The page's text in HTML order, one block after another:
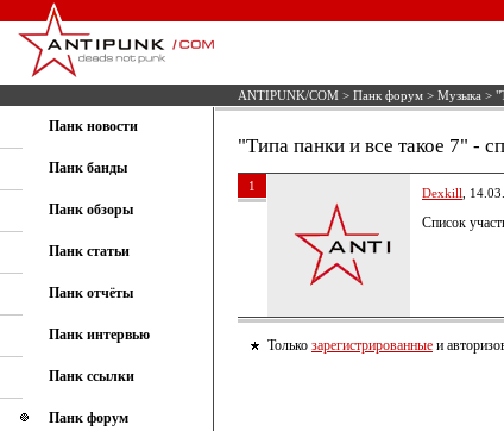
ANTIPUNK/COM > Панк форум > Музыка >
Панк новости
Панк банды
Панк обзоры
Панк статьи
Панк отчёты
Панк интервью
Панк ссылки
Панк форум
"Типа панки и все такое 7" -
1 Dexkill ,
Список
Только зарегистрированные и